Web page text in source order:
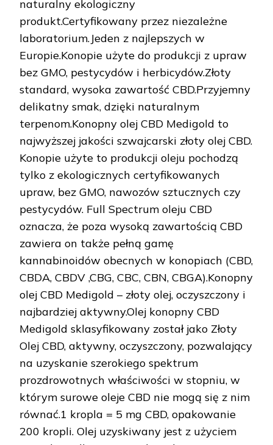
naturalny ekologiczny
produkt.Certyfikowany przez niezależne
laboratorium.Jeden z najlepszych w
Europie.Konopie użyte do produkcji z upraw
bez GMO, pestycydów i herbicydów.Złoty
standard, wysoka zawartość CBD.Przyjemny
delikatny smak, dzięki naturalnym
terpenom.Konopny olej CBD Medigold to
najwyższej jakości szwajcarski złoty olej CBD.
Konopie użyte to produkcji oleju pochodzą
tylko z ekologicznych certyfikowanych
upraw, bez GMO, nawozów sztucznych czy
pestycydów. Full Spectrum oleju CBD
oznacza, że poza wysoką zawartością CBD
zawiera on także pełną gamę
kannabinoidów obecnych w konopiach (CBD,
CBDA, CBDV ,CBG, CBC, CBN, CBGA).Konopny
olej CBD Medigold – złoty olej, oczyszczony i
najbardziej aktywny.Olej konopny CBD
Medigold sklasyfikowany został jako Złoty
Olej CBD, aktywny, oczyszczony, pozwalający
na uzyskanie szerokiego spektrum
prozdrowotnych właściwości w stopniu, w
którym surowe oleje CBD nie mogą się z nim
równać.1 kropla = 5 mg CBD, opakowanie
200 kropli. Olej uzyskiwany jest z użyciem